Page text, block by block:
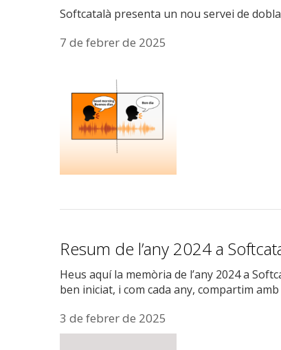
Softcatalà presenta un nou servei de
7 de febrer de 2025
Resum de l’any 2024 a
Heus aquí la memòria de l’any 2024 a
ben iniciat, i com cada any, compartim
3 de febrer de 2025